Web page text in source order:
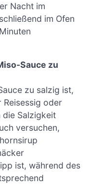
Nacht im
im Ofen
Sauce zu
zu salzig ist,
Reisessig oder
die Salzigkeit
versuchen,
ist, während des